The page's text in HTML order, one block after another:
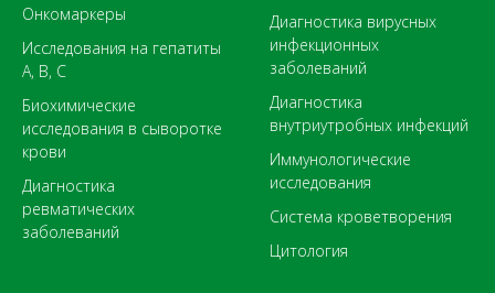
Онкомаркеры
Исследования на гепатиты
А, В, С
Биохимические
исследования в сыворотке
крови
Диагностика
ревматических
заболеваний
Диагностика вирусных
инфекционных
заболеваний
Диагностика
внутриутробных инфекций
Иммунологические
исследования
Система кроветворения
Цитология